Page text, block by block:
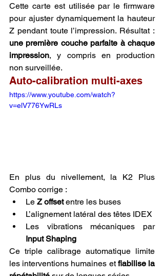
Cette carte est utilisée par le firmware
pour ajuster dynamiquement la hauteur
une première couche parfaite à chaque
impression, y compris en production
non surveillée.
Auto-calibration multi-axes
https://www.youtube.com/watch?
v=elV776YwRLs
En plus du nivellement, la K2 Plus
Combo corrige :
Le Z offset entre les buses
L’alignement latéral des têtes IDEX
Les vibrations mécaniques par
Input Shaping
Ce triple calibrage automatique limite
les interventions humaines et fiabilise la